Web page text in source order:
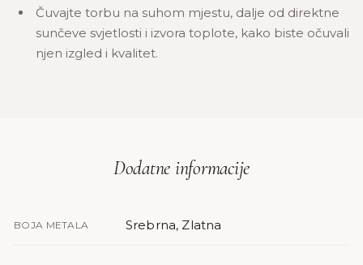
Čuvajte torbu na suhom mjestu, dalje od direktne
sunčeve svjetlosti i izvora toplote, kako biste očuvali
njen izgled i kvalitet.
Dodatne informacije
BOJA METALA Srebrna, Zlatna